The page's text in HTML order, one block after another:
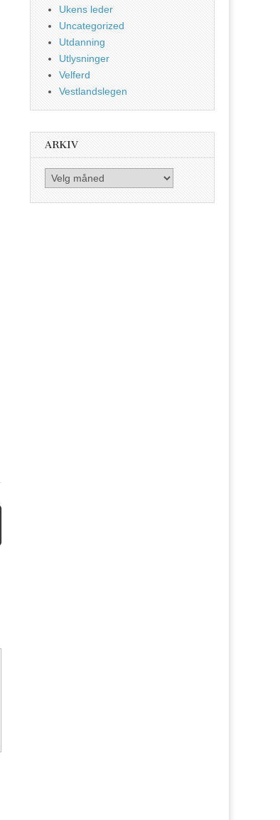
Ukens leder
Uncategorized
Utdanning
Utlysninger
Velferd
Vestlandslegen
ARKIV
Arkiv